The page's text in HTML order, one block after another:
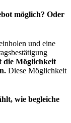
möglich? Oder
und eine
die Möglichkeit
Diese Möglichkeit
wie begleiche